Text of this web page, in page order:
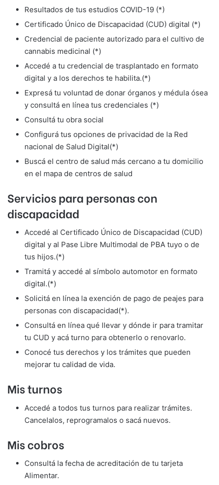
Resultados de tus estudios COVID-19 (*)
Certificado Único de Discapacidad (CUD) digital (*)
Credencial de paciente autorizado para el cultivo de
cannabis medicinal (*)
Accedé a tu credencial de trasplantado en formato
digital y a los derechos te habilita.(*)
Expresá tu voluntad de donar órganos y médula ósea
y consultá en línea tus credenciales (*)
Consultá tu obra social
Configurá tus opciones de privacidad de la Red
nacional de Salud Digital(*)
Buscá el centro de salud más cercano a tu domicilio
en el mapa de centros de salud
Servicios para personas con
discapacidad
Accedé al Certificado Único de Discapacidad (CUD)
digital y al Pase Libre Multimodal de PBA tuyo o de
tus hijos.(*)
Tramitá y accedé al símbolo automotor en formato
digital.(*)
Solicitá en línea la exención de pago de peajes para
personas con discapacidad(*).
Consultá en línea qué llevar y dónde ir para tramitar
tu CUD y acá turno para obtenerlo o renovarlo.
Conocé tus derechos y los trámites que pueden
mejorar tu calidad de vida.
Mis turnos
Accedé a todos tus turnos para realizar trámites.
Cancelalos, reprogramalos o sacá nuevos.
Mis cobros
Consultá la fecha de acreditación de tu tarjeta
Alimentar.